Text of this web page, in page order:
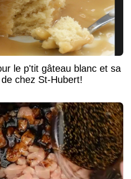
le p'tit gâteau blanc et sa
chez St-Hubert!